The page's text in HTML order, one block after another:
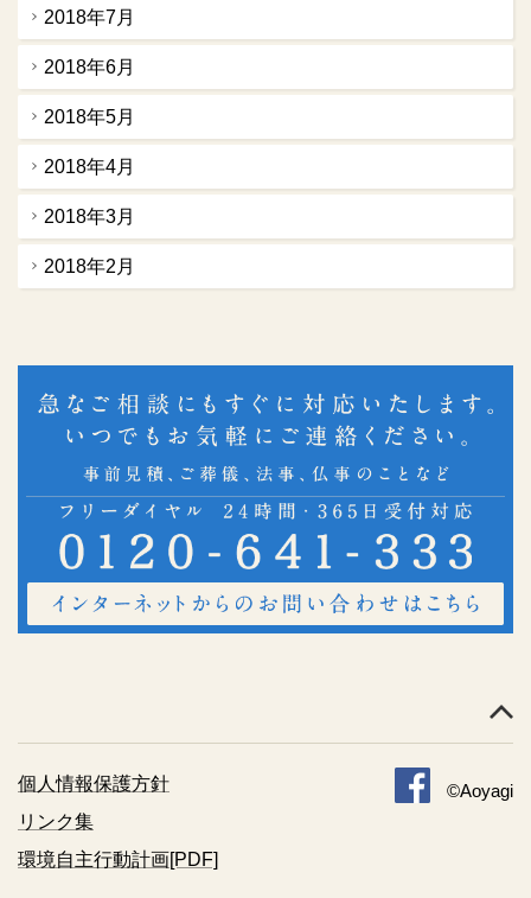
2018年7月
2018年6月
2018年5月
2018年4月
2018年3月
2018年2月
個人情報保護方針
リンク集
環境自主行動計画[PDF]
©Aoyagi